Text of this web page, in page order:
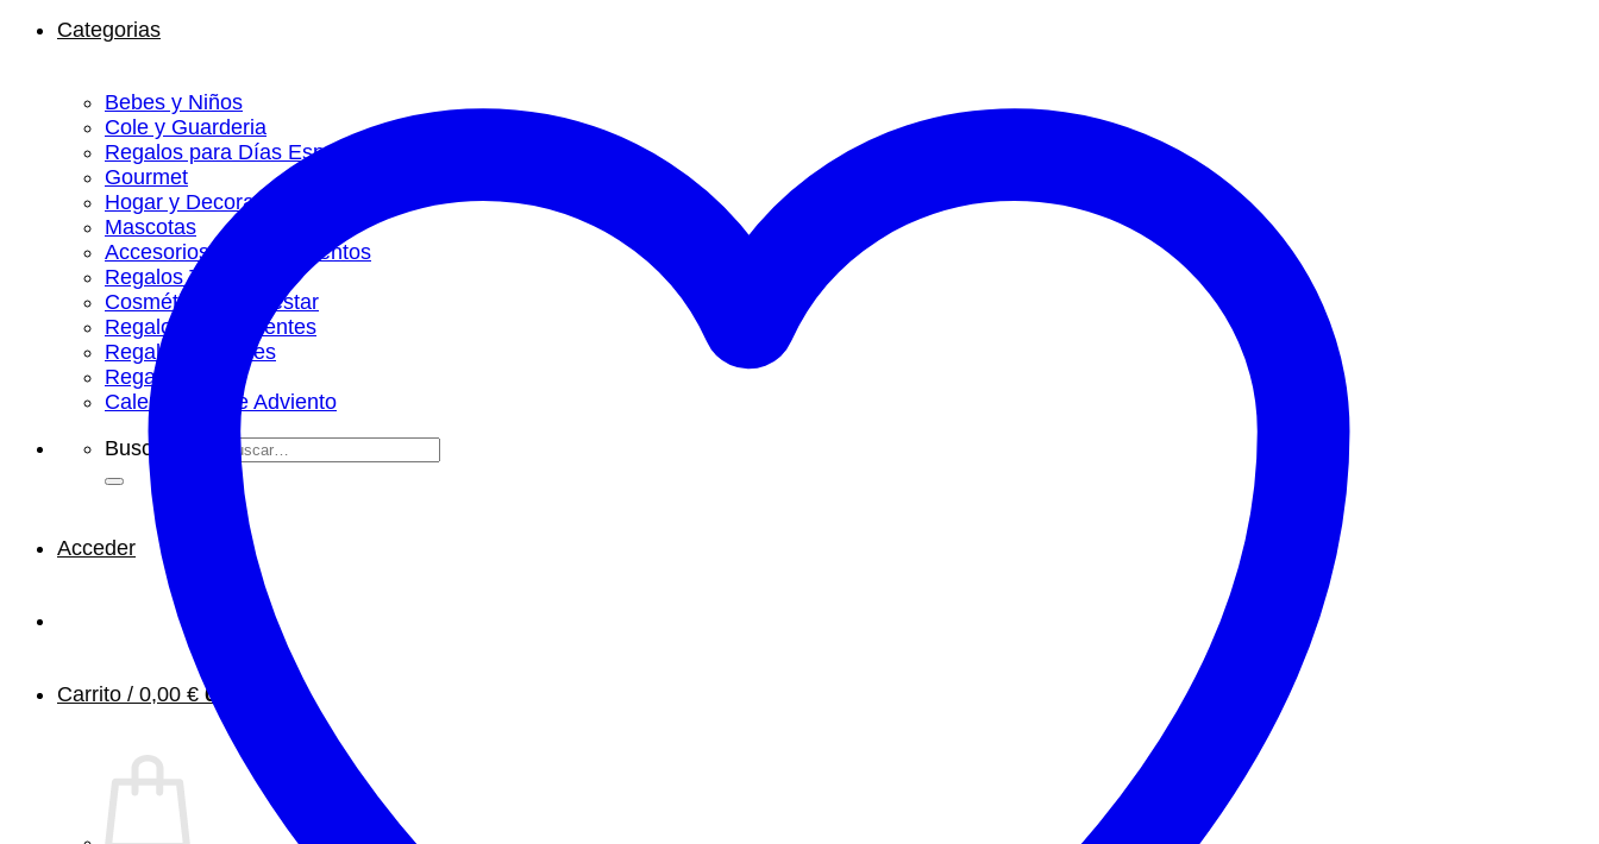
Categorias
Bebes y Niños
Cole y Guarderia
Regalos para Días Especiales
Gourmet
Hogar y Decoración
Mascotas
Accesorios y complementos
Regalos Temáticos
Cosmética y Bienestar
Regalos Adolescentes
Regalos Hombres
Regalos Mujer
Calendarios de Adviento
Buscar por:
Acceder
Carrito / 0,00 € 0